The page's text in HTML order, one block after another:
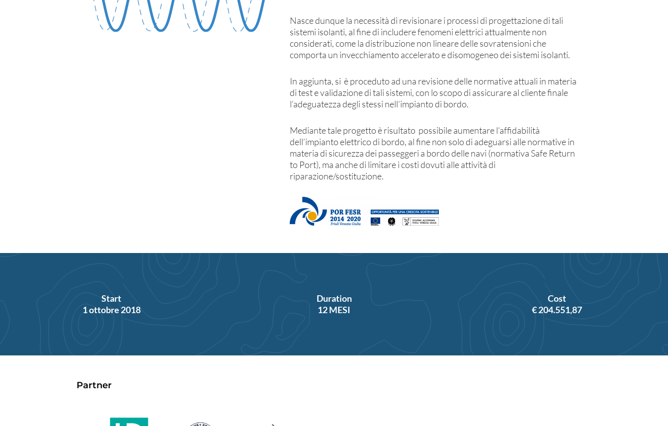
Nasce dunque la necessità di revisionare i processi di progettazione di tali
sistemi isolanti, al fine di includere fenomeni elettrici attualmente non
considerati, come la distribuzione non lineare delle sovratensioni che
comporta un invecchiamento accelerato e disomogeneo dei sistemi isolanti.
In aggiunta, si è proceduto ad una revisione delle normative attuali in materia
di test e validazione di tali sistemi, con lo scopo di assicurare al cliente finale
l’adeguatezza degli stessi nell’impianto di bordo.
Mediante tale progetto è risultato possibile aumentare l’affidabilità
dell’impianto elettrico di bordo, al fine non solo di adeguarsi alle normative in
materia di sicurezza dei passeggeri a bordo delle navi (normativa Safe Return
to Port), ma anche di limitare i costi dovuti alle attività di
riparazione/sostituzione.
Start
1 ottobre 2018
Duration
12 MESI
Cost
€ 204.551,87
Partner